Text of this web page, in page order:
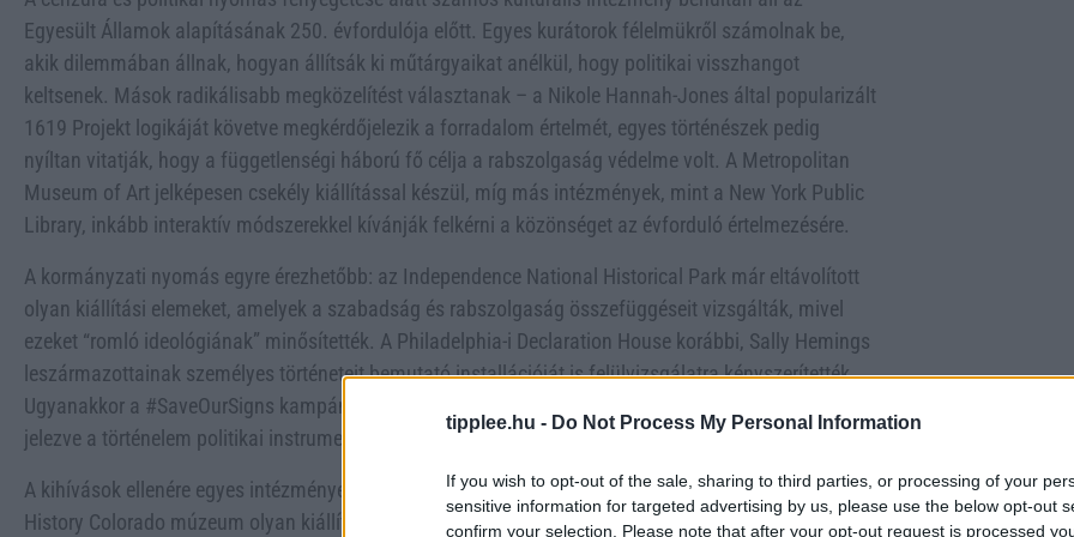
tipplee.hu - Do Not Process My Personal Information
If you wish to opt-out of the sale, sharing to third parties, or processing of your
sensitive information for targeted advertising by us, please use the below opt-out
confirm your selection. Please note that after your opt-out request is processed
Egyesült Államok alapításának 250. évfordulója előtt. Egyes kurátorok félelmükről számolnak be,
akik dilemmában állnak, hogyan állítsák ki műtárgyaikat anélkül, hogy politikai visszhangot
keltsenek. Mások radikálisabb megközelítést választanak – a Nikole Hannah-Jones által popularizált
1619 Projekt logikáját követve megkérdőjelezik a forradalom értelmét, egyes történészek pedig
nyíltan vitatják, hogy a függetlenségi háború fő célja a rabszolgaság védelme volt. A Metropolitan
Museum of Art jelképesen csekély kiállítással készül, míg más intézmények, mint a New York Public
Library, inkább interaktív módszerekkel kívánják felkérni a közönséget az évforduló értelmezésére.
A kormányzati nyomás egyre érezhetőbb: az Independence National Historical Park már eltávolított
olyan kiállítási elemeket, amelyek a szabadság és rabszolgaság összefüggéseit vizsgálták, mivel
ezeket “romló ideológiának” minősítették. A Philadelphia-i Declaration House korábbi, Sally Hemings
leszármazottainak személyes történeteit bemutató installációját is felülvizsgálatra kényszerítették.
Ugyanakkor a #SaveOurSigns kampány során polgárok dokumentálják az eltávolítandó táblákat,
jelezve a történelem politikai instrumentalizálásával szembeni ellenállást.
A kihívások ellenére egyes intézmények bátran szembenéznek a történelem komplexitásával. A
History Colorado múzeum olyan kiállítást nyit, amely a történelem fordulópontjait mutatja be –